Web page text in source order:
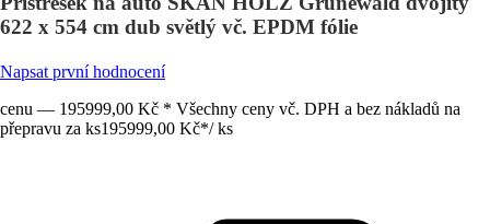
622 x 554 cm dub světlý vč. EPDM fólie
Napsat první hodnocení
cenu — 195999,00 Kč * Všechny ceny vč. DPH a bez nákladů na
přepravu za ks195999,00 Kč*/ ks